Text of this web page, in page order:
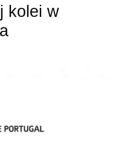
kolei w